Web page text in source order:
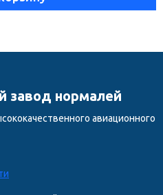
завод нормалей
авиационного